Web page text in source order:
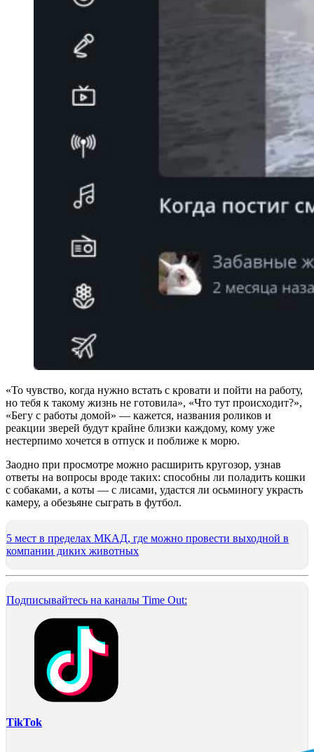
«То чувство, когда нужно встать с кровати и пойти на работу,
но тебя к такому жизнь не готовила», «Что тут происходит?»,
«Бегу с работы домой» — кажется, названия роликов и
реакции зверей будут крайне близки каждому, кому уже
нестерпимо хочется в отпуск и поближе к морю.
Заодно при просмотре можно расширить кругозор, узнав
ответы на вопросы вроде таких: способны ли поладить кошки
с собаками, а коты — с лисами, удастся ли осьминогу украсть
камеру, а обезьяне сыграть в футбол.
5 мест в пределах МКАД, где можно провести выходной в
компании диких животных
Подписывайтесь на каналы Time Out:
TikTok